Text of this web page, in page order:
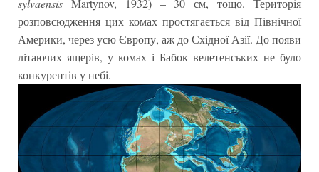
sylvaensisMartynov, 1932) – 30 см, тощо. Територія
розповсюдження цих комах простягається від Північної
Америки, через усю Європу, аж до Східної Азії. До появи
літаючих ящерів, у комах і Бабок велетенських не було
конкурентів у небі.